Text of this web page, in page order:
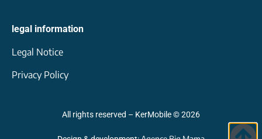
legal information
Legal Notice
Privacy Policy
All rights reserved – KerMobile © 2026